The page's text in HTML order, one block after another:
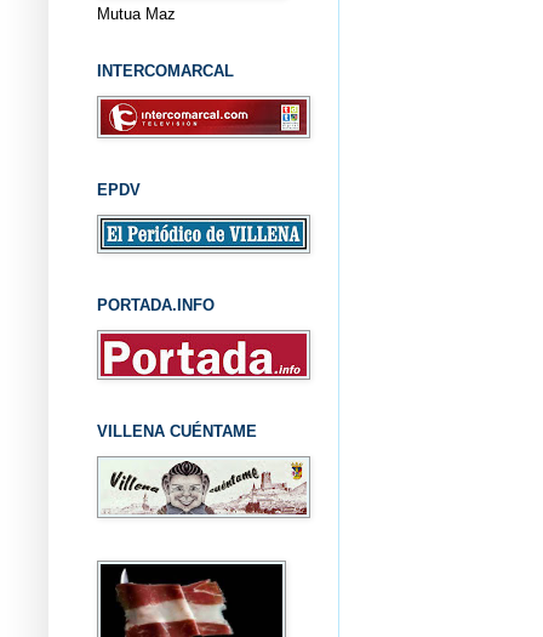
Mutua Maz
INTERCOMARCAL
EPDV
PORTADA.INFO
VILLENA CUÉNTAME